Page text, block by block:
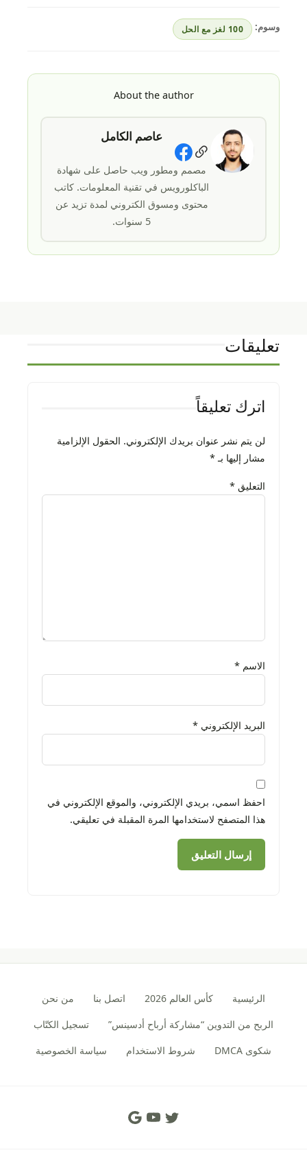
وسوم: 100 لغز مع الحل
About the author
عاصم الكامل
Social Links
مصمم ومطور ويب حاصل على شهادة
الباكلورويس في تقنية المعلومات. كاتب
محتوى ومسوق الكتروني لمدة تزيد عن
5 سنوات.
تعليقات
اترك تعليقاً
لن يتم نشر عنوان بريدك الإلكتروني. الحقول الإلزامية
مشار إليها بـ*
التعليق *
الاسم *
البريد الإلكتروني *
احفظ اسمي، بريدي الإلكتروني، والموقع الإلكتروني في
هذا المتصفح لاستخدامها المرة المقبلة في تعليقي.
الرئيسية كأس العالم 2026 اتصل بنا
من نحن
الربح من التدوين “مشاركة أرباح أدسينس”
تسجيل الكتّاب
شكوى DMCA
شروط الاستخدام سياسة الخصوصية
Social Links